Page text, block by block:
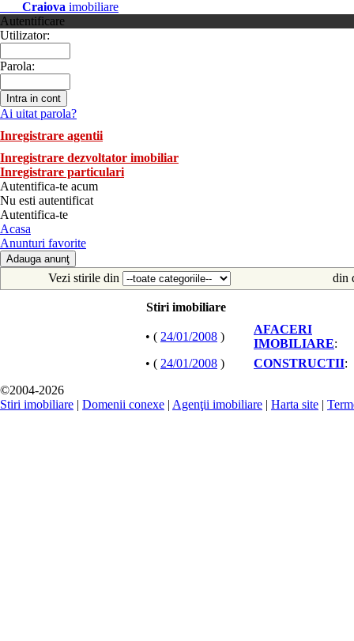
Craiova imobiliare
Autentificare
Utilizator:
Parola:
Ai uitat parola?
Inregistrare agentii
Inregistrare dezvoltator imobiliar
Inregistrare particulari
Autentifica-te acum
Nu esti autentificat
Autentifica-te
Acasa
Anunturi favorite
Vezi stirile din din
Stiri imobiliare
• ( 24/01/2008 )
AFACERI
IMOBILIARE:
• ( 24/01/2008 ) CONSTRUCTII:
©2004-2026
Stiri imobiliare | Domenii conexe | Agenţii imobiliare | Harta site |